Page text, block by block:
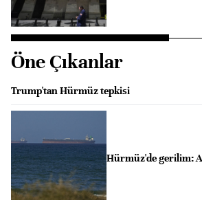
Öne Çıkanlar
Trump'tan Hürmüz tepkisi
Hürmüz'de gerilim: